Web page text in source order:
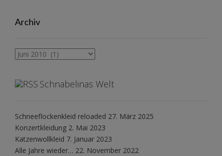
Archiv
Archiv
Schnabelinas Welt
Schneeflockenkleid reloaded 27. März 2025
Konzertkleidung 2. Mai 2023
Katzenwollkleid 7. Januar 2023
Alle Jahre wieder… 22. November 2022